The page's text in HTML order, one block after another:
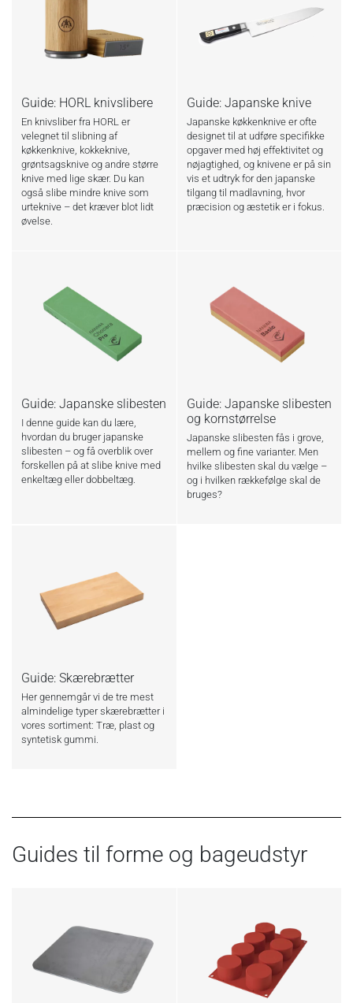
Guide: HORL knivslibere
En knivsliber fra HORL er
velegnet til slibning af
køkkenknive, kokkeknive,
grøntsagsknive og andre større
knive med lige skær. Du kan
også slibe mindre knive som
urteknive – det kræver blot lidt
øvelse.
Guide: Japanske knive
Japanske køkkenknive er ofte
designet til at udføre specifikke
opgaver med høj effektivitet og
nøjagtighed, og knivene er på sin
vis et udtryk for den japanske
tilgang til madlavning, hvor
præcision og æstetik er i fokus.
Guide: Japanske slibesten
I denne guide kan du lære,
hvordan du bruger japanske
slibesten – og få overblik over
forskellen på at slibe knive med
enkeltæg eller dobbeltæg.
Guide: Japanske slibesten
og kornstørrelse
Japanske slibesten fås i grove,
mellem og fine varianter. Men
hvilke slibesten skal du vælge –
og i hvilken rækkefølge skal de
bruges?
Guide: Skærebrætter
Her gennemgår vi de tre mest
almindelige typer skærebrætter i
vores sortiment: Træ, plast og
syntetisk gummi.
Guides til forme og bageudstyr